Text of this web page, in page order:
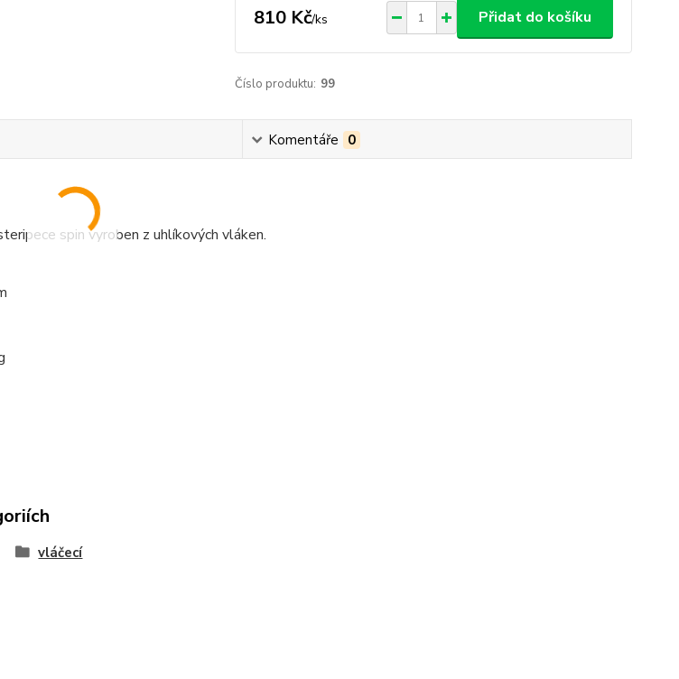
810 Kč/ks Přidat do košíku
Číslo produktu: 99
Komentáře 0
spin vyroben z uhlíkových vláken.
vláčecí